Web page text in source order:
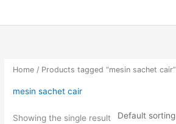
Home / Products tagged “mesin sachet cair”
mesin sachet cair
Showing the single result